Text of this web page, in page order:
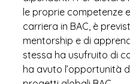
le proprie competenze
carriera in BAC, è
mentorship e di
stessa ha usufruito di
ha avuto l’opportunità